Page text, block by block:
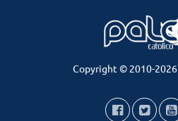
Copyright © 2010-2026